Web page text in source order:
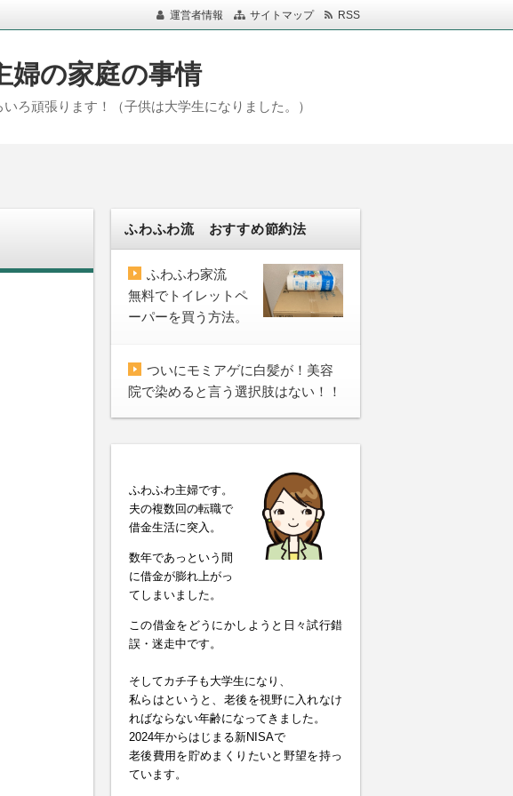
運営者情報 サイトマップ RSS
婦の家庭の事情
ろ頑張ります！（子供は大学生になりました。）
ふわふわ流 おすすめ節約法
ふわふわ家流
無料でトイレットペ
ーパーを買う方法。
ついにモミアゲに白髪が！美容
院で染めると言う選択肢はない！！
ふわふわ主婦です。
夫の複数回の転職で
借金生活に突入。
数年であっという間
に借金が膨れ上がっ
てしまいました。
この借金をどうにかしようと日々試行錯
誤・迷走中です。
そしてカチ子も大学生になり、
私らはというと、老後を視野に入れなけ
ればならない年齢になってきました。
2024年からはじまる新NISAで
老後費用を貯めまくりたいと野望を持っ
ています。